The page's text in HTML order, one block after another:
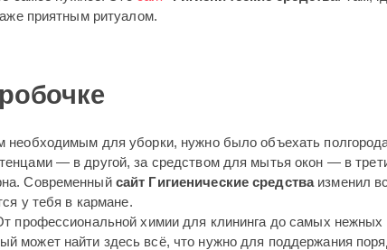
приятным ритуалом.
для уборки, нужно было объехать
— в другой, за средством для мытья окон — в
Современный сайт Гигиенические средстваизменил
у тебя в кармане.
профессиональной химии для клининга до самых нежных
может найти здесь всё, что нужно для поддержания